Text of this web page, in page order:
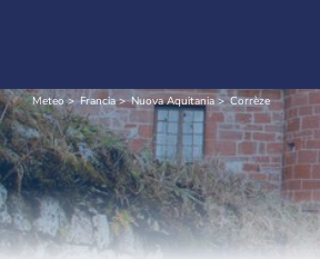
Meteo Francia Nuova Aquitania Corrèze